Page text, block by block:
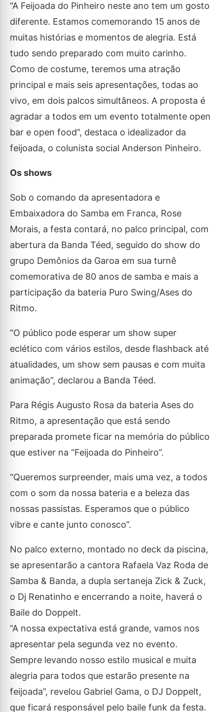
“A Feijoada do Pinheiro neste ano tem um gosto
diferente. Estamos comemorando 15 anos de
muitas histórias e momentos de alegria. Está
tudo sendo preparado com muito carinho.
Como de costume, teremos uma atração
principal e mais seis apresentações, todas ao
vivo, em dois palcos simultâneos. A proposta é
agradar a todos em um evento totalmente open
bar e open food”, destaca o idealizador da
feijoada, o colunista social Anderson Pinheiro.
Os shows
Sob o comando da apresentadora e
Embaixadora do Samba em Franca, Rose
Morais, a festa contará, no palco principal, com
abertura da Banda Téed, seguido do show do
grupo Demônios da Garoa em sua turnê
comemorativa de 80 anos de samba e mais a
participação da bateria Puro Swing/Ases do
Ritmo.
“O público pode esperar um show super
eclético com vários estilos, desde flashback até
atualidades, um show sem pausas e com muita
animação”, declarou a Banda Téed.
Para Régis Augusto Rosa da bateria Ases do
Ritmo, a apresentação que está sendo
preparada promete ficar na memória do público
que estiver na “Feijoada do Pinheiro”.
“Queremos surpreender, mais uma vez, a todos
com o som da nossa bateria e a beleza das
nossas passistas. Esperamos que o público
vibre e cante junto conosco”.
No palco externo, montado no deck da piscina,
se apresentarão a cantora Rafaela Vaz Roda de
Samba & Banda, a dupla sertaneja Zick & Zuck,
o Dj Renatinho e encerrando a noite, haverá o
Baile do Doppelt.
“A nossa expectativa está grande, vamos nos
apresentar pela segunda vez no evento.
Sempre levando nosso estilo musical e muita
alegria para todos que estarão presente na
feijoada”, revelou Gabriel Gama, o DJ Doppelt,
que ficará responsável pelo baile funk da festa.